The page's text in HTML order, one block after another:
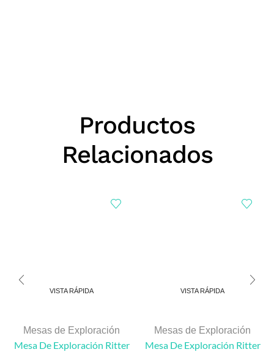
Productos
Relacionados
VISTA RÁPIDA
Mesas de Exploración
Mesa De Exploración Ritter
VISTA RÁPIDA
Mesas de Exploración
Mesa De Exploración Ritter